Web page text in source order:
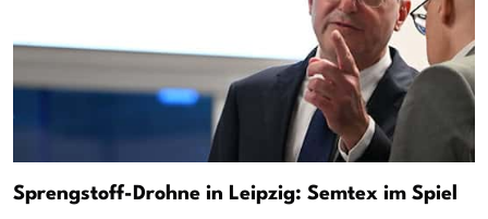
Sprengstoff-Drohne in Leipzig: Semtex im Spiel